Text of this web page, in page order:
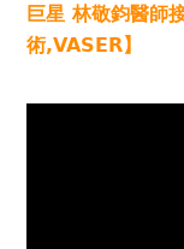
巨星 林敬鈞醫師
術,VASER】